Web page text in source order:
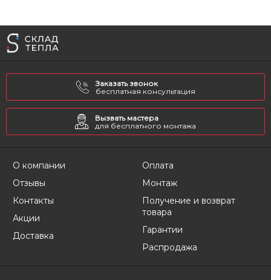
Заказать звонок
бесплатная консультация
Вызвать мастера
для бесплатного монтажа
О компании
Отзывы
Контакты
Акции
Доставка
Оплата
Монтаж
Получение и возврат
товара
Гарантии
Распродажа